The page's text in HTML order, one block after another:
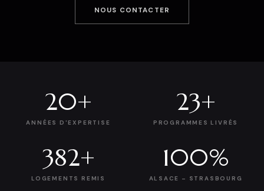
NOUS CONTACTER
20+
ANNÉES D'EXPERTISE
23+
PROGRAMMES LIVRÉS
382+
LOGEMENTS REMIS
100%
ALSACE – STRASBOURG